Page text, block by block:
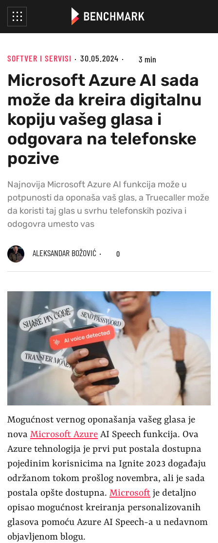
SOFTVER I SERVISI 30.05.2024 3 min
Microsoft Azure AI sada
može da kreira digitalnu
kopiju vašeg glasa i
odgovara na telefonske
pozive
Najnovija Microsoft Azure AI funkcija može u
potpunosti da oponaša vaš glas, a Truecaller može
da koristi taj glas u svrhu telefonskih poziva i
odogovra umesto vas
ALEKSANDAR BOŽOVIĆ 0
Mogućnost vernog oponašanja vašeg glasa je
nova Microsoft Azure AI Speech funkcija. Ova
Azure tehnologija je prvi put postala dostupna
pojedinim korisnicima na Ignite 2023 događaju
održanom tokom prošlog novembra, ali je sada
postala opšte dostupna. Microsoft je detaljno
opisao mogućnost kreiranja personalizovanih
glasova pomoću Azure AI Speech-a u nedavnom
objavljenom blogu.